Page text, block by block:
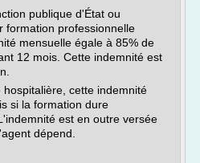
publique d'État ou
formation professionnelle
mensuelle égale à 85% de
12 mois. Cette indemnité est
cette indemnité
si la formation dure
est en outre versée
dépend.